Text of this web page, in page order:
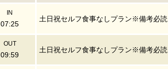
IN
07:25
土日祝セルフ食事なしプラン※備考必読
OUT
09:59
土日祝セルフ食事なしプラン※備考必読